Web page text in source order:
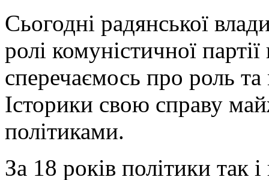
Сьогодні радянської
ролі комуністичної
сперечаємось про роль
Історики свою справу
політиками.
За 18 років політики так